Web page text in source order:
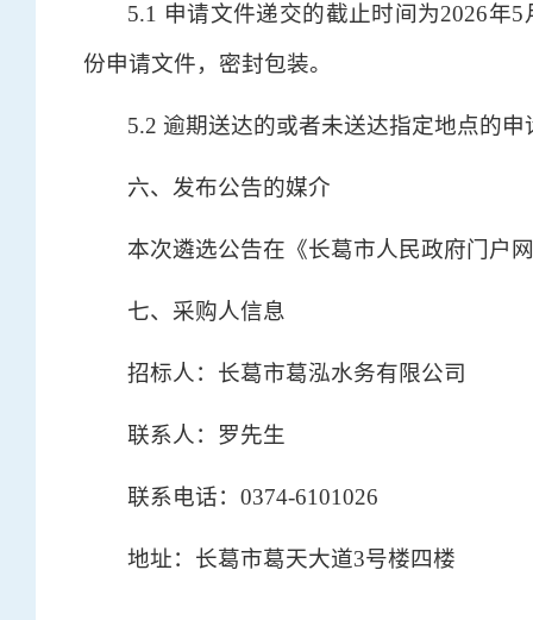
5.1 申请文件递交的截止时间为2026年
份申请文件，密封包装。
5.2 逾期送达的或者未送达指定地点的
六、发布公告的媒介
本次遴选公告在《长葛市人民政府门户
七、采购人信息
招标人：长葛市葛泓水务有限公司
联系人：罗先生
联系电话：0374-6101026
地址：长葛市葛天大道3号楼四楼